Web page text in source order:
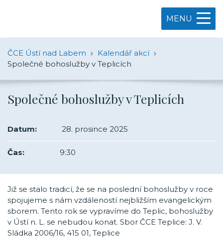
MENU
ČCE Ústí nad Labem
Kalendář akcí
Společné bohoslužby v Teplicích
Společné bohoslužby v Teplicích
Datum: 28. prosince 2025
Čas: 9:30
Již se stalo tradicí, že se na poslední bohoslužby v roce
spojujeme s nám vzdáleností nejbližším evangelickým
sborem. Tento rok se vypravíme do Teplic, bohoslužby
v Ústí n. L. se nebudou konat. Sbor ČCE Teplice: J. V.
Sládka 2006/16, 415 01, Teplice